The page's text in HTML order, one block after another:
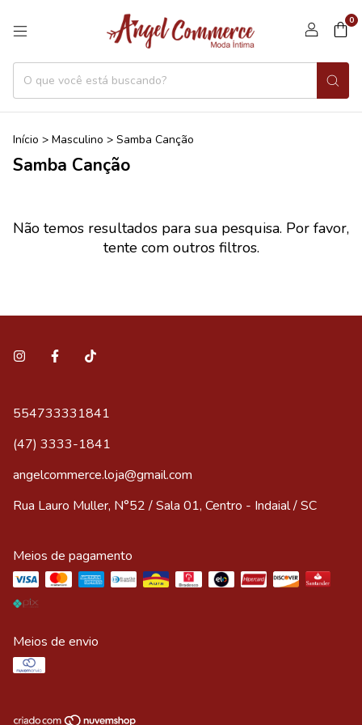
0
Início > Masculino > Samba Canção
Samba Canção
Não temos resultados para sua pesquisa. Por favor,
tente com outros filtros.
554733331841
(47) 3333-1841
angelcommerce.loja@gmail.com
Rua Lauro Muller, N°52 / Sala 01, Centro - Indaial / SC
Meios de pagamento
Meios de envio